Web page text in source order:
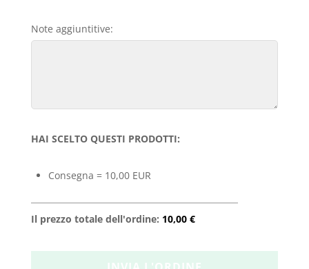
Note aggiuntitive:
HAI SCELTO QUESTI PRODOTTI:
Consegna = 10,00 EUR
Il prezzo totale dell'ordine: 10,00 €